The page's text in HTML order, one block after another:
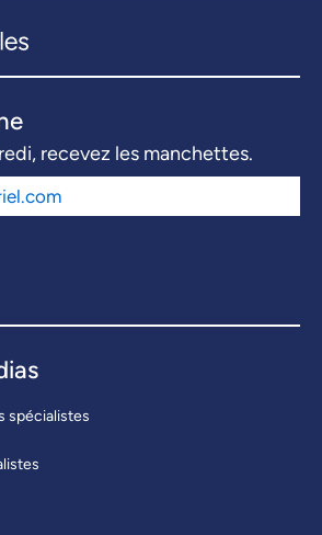
recevez les manchettes.
spécialistes